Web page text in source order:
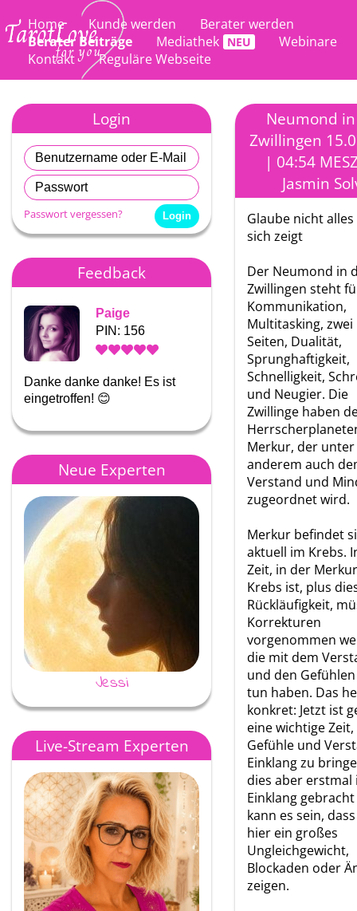
Home Kunde werden
Berater werden
Berater Beiträge
Mediathek
Webinare
Kontakt
Reguläre Webseite
Login
Passwort vergessen?
Feedback
Paige
PIN: 156
Danke danke danke! Es ist
eingetroffen! 😊
Paige
PIN: 156
Danke für die großartige
Beratung!
Neue Experten
Jessi Layana Engel
Live-Stream Experten
Neumond
Zwillingen
| 04:54
Jasmin
Glaube nicht alles
sich zeigt
Der Neumond in
Zwillingen steht
Kommunikation,
Multitasking, zwei
Seiten, Dualität,
Sprunghaftigkeit,
Schnelligkeit,
und Neugier. Die
Zwillinge haben
Merkur, der unter
anderem auch
Verstand und
zugeordnet wird.
Merkur befindet
aktuell im Krebs.
Zeit, in der
Krebs ist, plus
Rückläufigkeit,
Korrekturen
vorgenommen
die mit dem
und den
tun haben. Das
konkret: Jetzt ist
eine wichtige
Gefühle und
Einklang zu
dies aber erstmal
Einklang
kann es sein,
hier ein großes
Ungleichgewicht,
Blockaden oder
zeigen.